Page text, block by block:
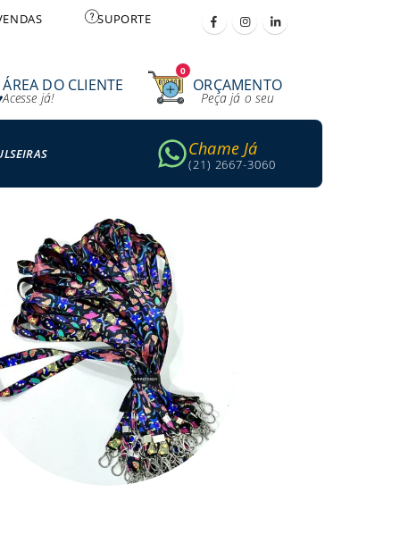
SUPORTE
ÁREA DO CLIENTE
Acesse já!
0
ORÇAMENTO
Peça já o seu
Chame Já
(21) 2667-3060